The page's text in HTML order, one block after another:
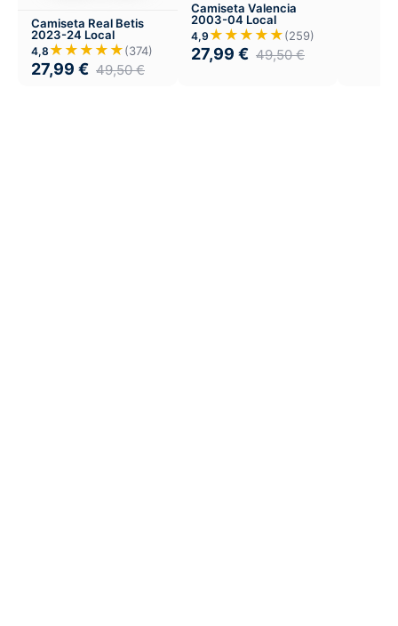
Camiseta Real Betis
2023-24 Local
4,8 ★★★★★(374)
27,99 € 49,50€
Camiseta Valencia
2003-04 Local
4,9 ★★★★★(259)
27,99 € 49,50€